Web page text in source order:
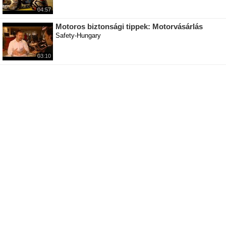
04:57
03:10
Motoros biztonsági tippek: Motorvásárlás
Safety-Hungary